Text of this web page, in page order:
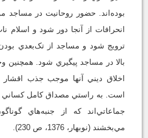
بوده‌اند. حضور روحانيت در
انحرافات از آنجا دور شود و اسلام
ترويج شود و مساجد از تک‌بعدي
بالا در مساجد پيگيري شود. همچنين
اخلاق ديني آنها موجب جذب
است. به ‌راستي مصداق کامل كساني
جماعاتي‌اند که از جنبه‌هاي
مي‌بخشند (نوبهار، 1376، ص 230).